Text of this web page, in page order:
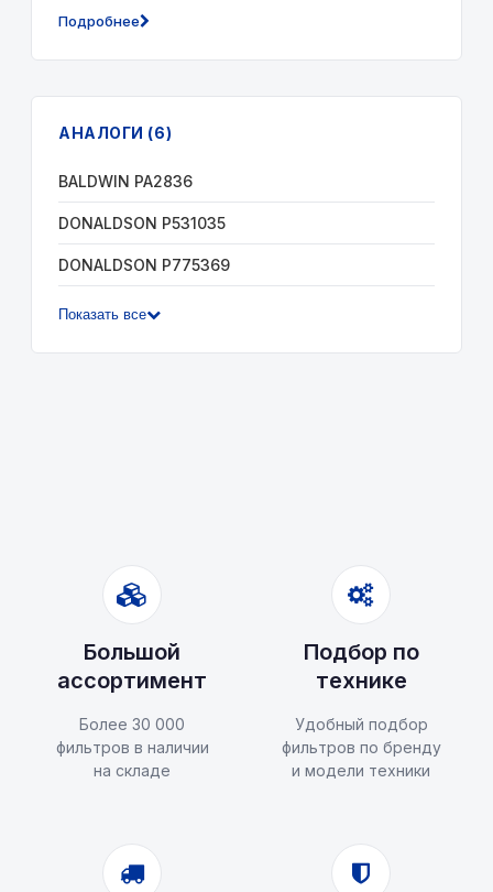
Подробнее
АНАЛОГИ (6)
BALDWIN PA2836
DONALDSON P531035
DONALDSON P775369
Показать все
Большой
ассортимент
Более 30 000
фильтров в наличии
на складе
Подбор по
технике
Удобный подбор
фильтров по бренду
и модели техники